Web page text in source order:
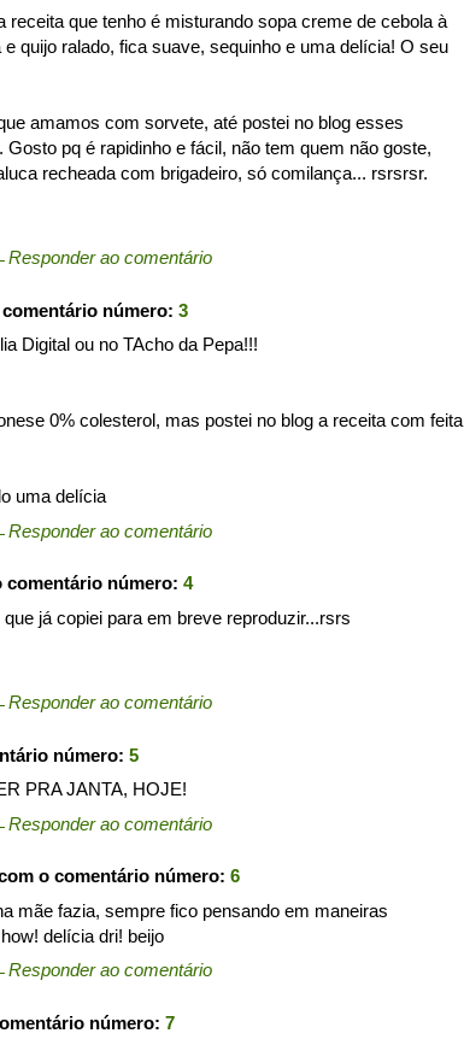
que tenho é misturando sopa creme de cebola à
quijo ralado, fica suave, sequinho e uma delícia! O seu
amamos com sorvete, até postei no blog esses
pq é rapidinho e fácil, não tem quem não goste,
recheada com brigadeiro, só comilança... rsrsrsr.
Responder ao comentário
número: 3
Digital ou no TAcho da Pepa!!!
0% colesterol, mas postei no blog a receita com feita
uma delícia
Responder ao comentário
comentário número: 4
já copiei para em breve reproduzir...rsrs
Responder ao comentário
número: 5
PRA JANTA, HOJE!
Responder ao comentário
o comentário número: 6
mãe fazia, sempre fico pensando em maneiras
delícia dri! beijo
Responder ao comentário
número: 7